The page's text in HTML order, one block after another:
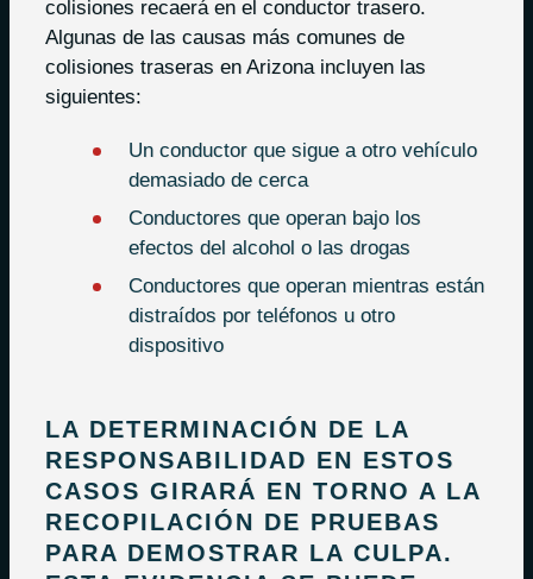
colisiones recaerá en el conductor trasero.
Algunas de las causas más comunes de
colisiones traseras en Arizona incluyen las
siguientes:
Un conductor que sigue a otro vehículo
demasiado de cerca
Conductores que operan bajo los
efectos del alcohol o las drogas
Conductores que operan mientras están
distraídos por teléfonos u otro
dispositivo
LA DETERMINACIÓN DE LA
RESPONSABILIDAD EN ESTOS
CASOS GIRARÁ EN TORNO A LA
RECOPILACIÓN DE PRUEBAS
PARA DEMOSTRAR LA CULPA.